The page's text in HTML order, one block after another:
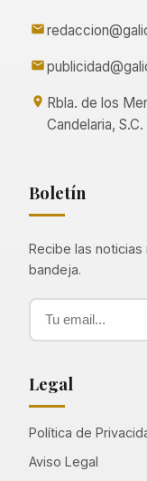
Rbla. de los
Candelaria,
Boletín
Recibe las
bandeja.
Legal
Política de
Aviso Legal